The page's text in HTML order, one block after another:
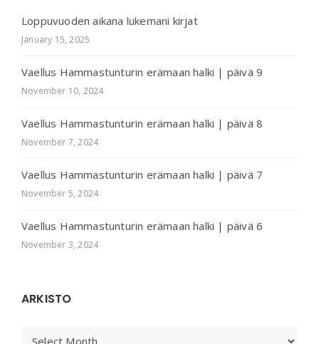
Loppuvuoden aikana lukemani kirjat
January 15, 2025
Vaellus Hammastunturin erämaan halki | päivä 9
November 10, 2024
Vaellus Hammastunturin erämaan halki | päivä 8
November 7, 2024
Vaellus Hammastunturin erämaan halki | päivä 7
November 5, 2024
Vaellus Hammastunturin erämaan halki | päivä 6
November 3, 2024
ARKISTO